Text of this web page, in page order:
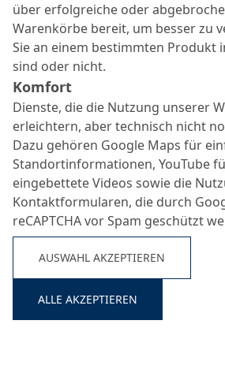
Suche ...
Bio-
über erfolgreiche oder
Warenkörbe bereit, um besser zu
Sie an einem bestimmten Produkt
sind oder nicht.
Komfort
Dienste, die die Nutzung unserer
erleichtern, aber technisch nicht
Dazu gehören Google Maps für
Standortinformationen, YouTube
eingebettete Videos sowie die
Kontaktformularen, die durch
reCAPTCHA vor Spam geschützt
AUSWAHL AKZEPTIEREN
ALLE AKZEPTIEREN